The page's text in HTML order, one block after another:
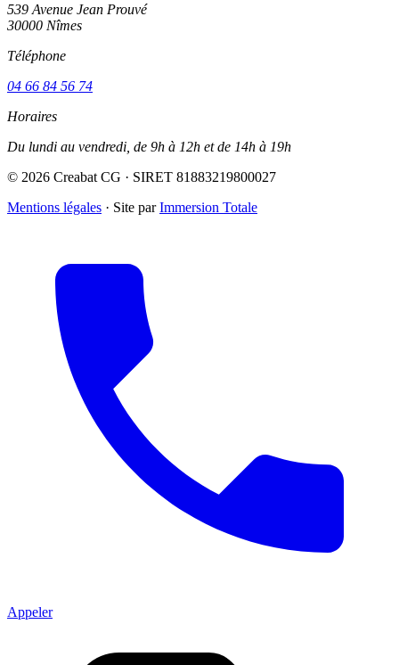
539 Avenue Jean Prouvé
30000 Nîmes
Téléphone
04 66 84 56 74
Horaires
Du lundi au vendredi, de 9h à 12h et de 14h à 19h
© 2026 Creabat CG · SIRET 81883219800027
Mentions légales · Site parImmersion Totale
Appeler